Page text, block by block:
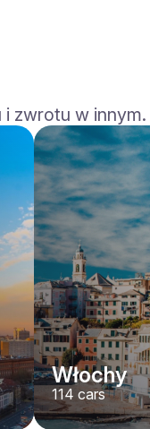
Zarezerwuj teraz
zwrotu w innym.
Włochy
114 cars